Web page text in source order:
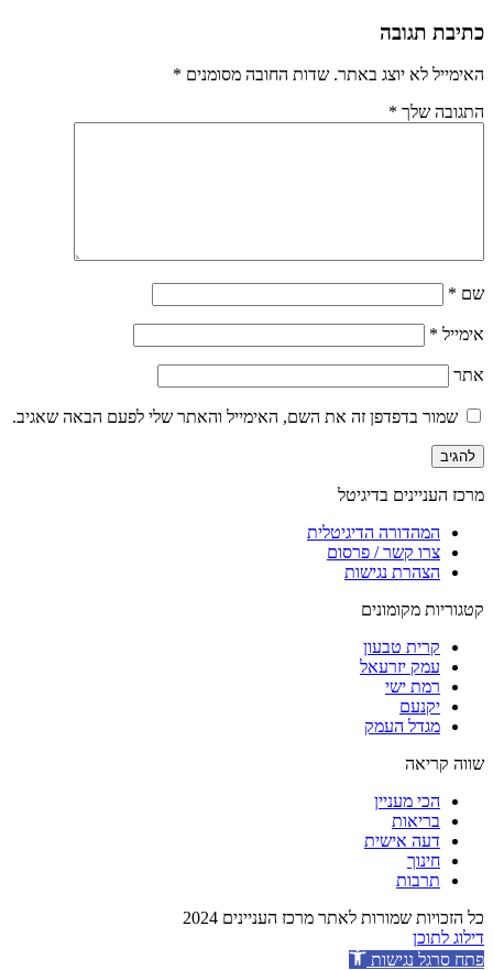
כתיבת תגובה
האימייל לא יוצג באתר. שדות החובה מסומנים *
התגובה שלך *
שם *
אימייל *
אתר
שמור בדפדפן זה את השם, האימייל והאתר שלי לפעם הבאה שאגיב.
מרכז העניינים בדיגיטל
המהדורה הדיגיטלית
צרו קשר / פרסום
הצהרת נגישות
קטגוריות מקומונים
קרית טבעון
עמק יזרעאל
רמת ישי
יקנעם
מגדל העמק
שווה קריאה
הכי מעניין
בריאות
דעה אישית
חינוך
תרבות
כל הזכויות שמורות לאתר מרכז העניינים 2024
דילוג לתוכן
פתח סרגל נגישות